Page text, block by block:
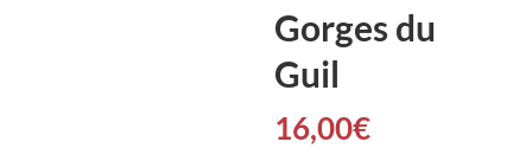
Gorges du
Guil
16,00€